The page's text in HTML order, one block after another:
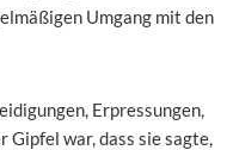
Umgang mit den
Erpressungen,
war, dass sie sagte,